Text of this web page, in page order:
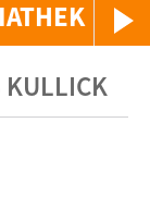
KULLICK